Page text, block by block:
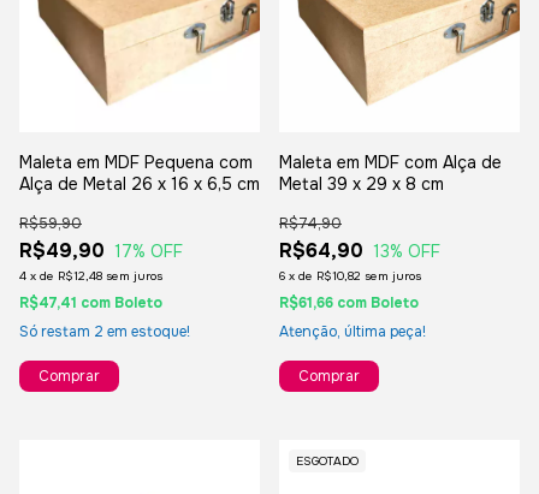
Maleta em MDF Pequena com
Alça de Metal 26 x 16 x 6,5 cm
R$49,90
R$59,90
17% OFF
4 x de R$12,48 sem juros
R$47,41 com Boleto
Só restam 2 em estoque!
Comprar
Maleta em MDF com Alça de
Metal 39 x 29 x 8 cm
R$64,90
R$74,90
13% OFF
6 x de R$10,82 sem juros
R$61,66 com Boleto
Atenção, última peça!
Comprar
ESGOTADO